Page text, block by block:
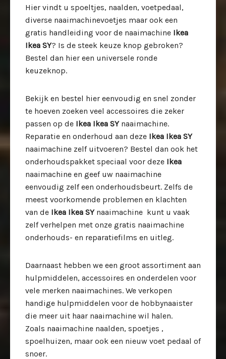
Hier vindt u spoeltjes, naalden, voetpedaal,
diverse naaimachinevoetjes maar ook een
gratis handleiding voor de naaimachine Ikea
Ikea SY? Is de steek keuze knop gebroken?
Bestel dan hier een universele ronde
keuzeknop.
Bekijk en bestel hier eenvoudig en snel zonder
te hoeven zoeken veel accessoires die zeker
passen op de Ikea Ikea SYnaaimachine.
Reparatie en onderhoud aan deze Ikea Ikea SY
naaimachine zelf uitvoeren? Bestel dan ook het
onderhoudspakket speciaal voor deze Ikea
naaimachine en geef uw naaimachine
eenvoudig zelf een onderhoudsbeurt. Zelfs de
meest voorkomende problemen en klachten
van de Ikea Ikea SYnaaimachine kunt u vaak
zelf verhelpen met onze gratis naaimachine
onderhouds- en reparatiefilms en uitleg.
Daarnaast hebben we een groot assortiment aan
hulpmiddelen, accessoires en onderdelen voor
vele merken naaimachines. We verkopen
handige hulpmiddelen voor de hobbynaaister
die meer uit haar naaimachine wil halen.
Zoals naaimachine naalden, spoetjes ,
spoelhuizen, maar ook een nieuw voet pedaal of
snoer.